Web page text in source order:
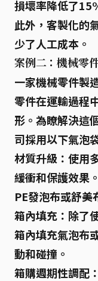
損壞率降低了
此外，客製化的
少了人工成本。
案例二：機械零
一家機械零件製
零件在運輸過程
形。為瞭解決這
司採用以下氣泡
材質升級： 使用
緩衝和保護效果
PE發泡布或舒美
箱內填充： 除了
箱內填充氣泡布
動和碰撞。
箱購週期性調配：